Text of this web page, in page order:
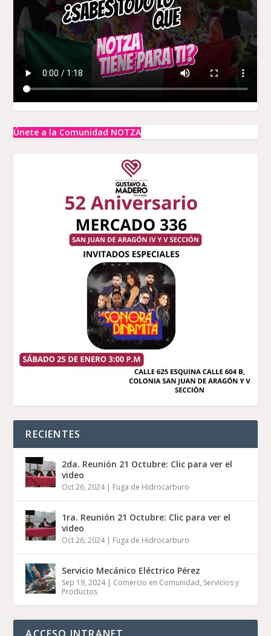
Únete a la Comunidad NOTZA
RECIENTES
2da. Reunión 21 Octubre: Clic para ver el
video
Oct 26, 2024| Fuga de Hidrocarburo
1ra. Reunión 21 Octubre: Clic para ver el
video
Oct 26, 2024| Fuga de Hidrocarburo
Servicio Mecánico Eléctrico Pérez
Sep 19, 2024| Comercio en Comunidad, Servicios y
Productos